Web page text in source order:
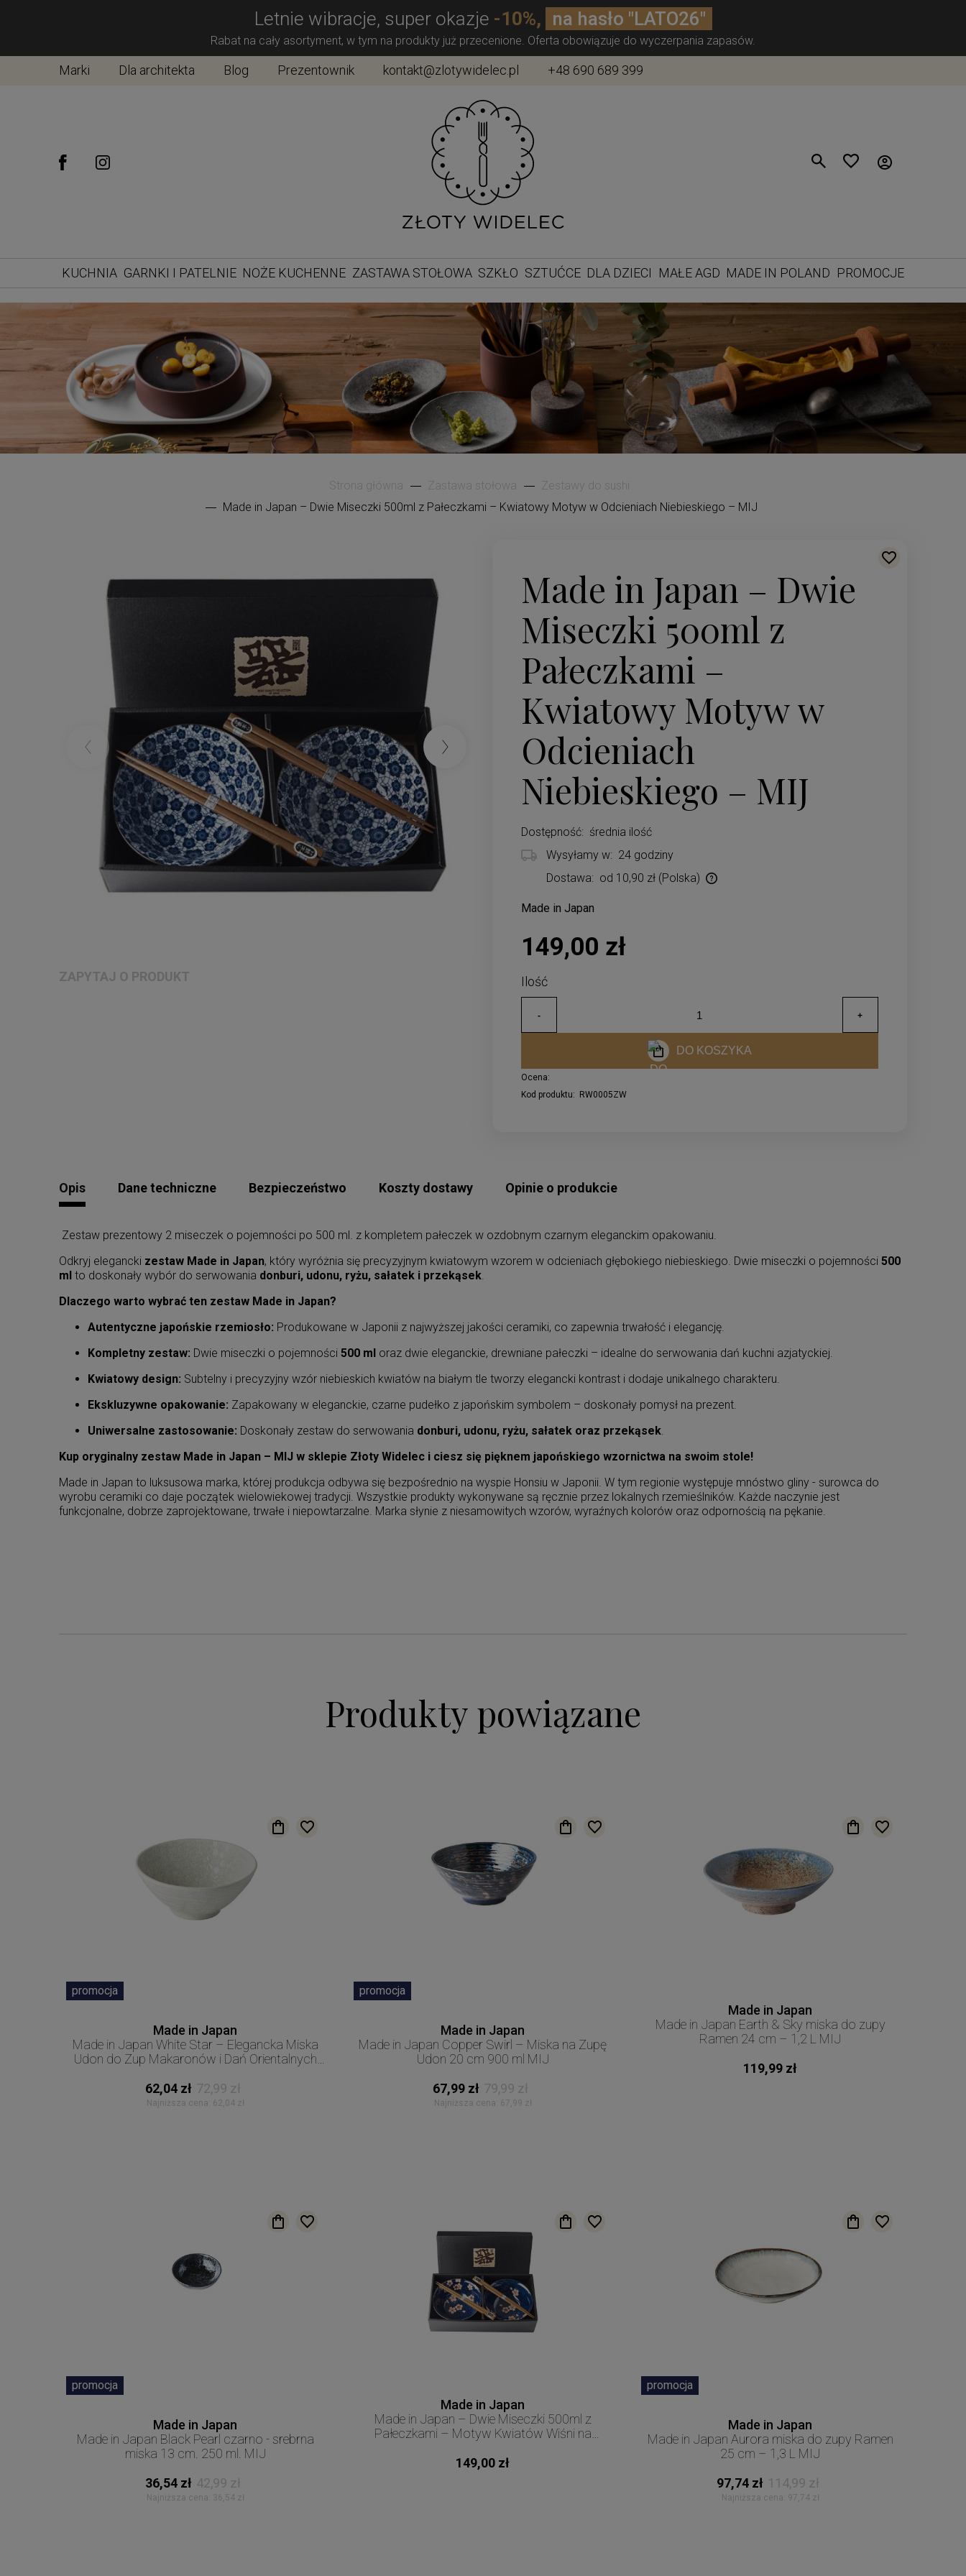
Letnie wibracje, super okazje -10%, na hasło "LATO26"
Rabat na cały asortyment, w tym na produkty już przecenione. Oferta obowiązuje do wyczerpania zapasów.
Marki Dla architekta Blog Prezentownik kontakt@zlotywidelec.pl +48 690 689 399
KUCHNIA GARNKI I PATELNIE NOŻE KUCHENNE ZASTAWA STOŁOWA SZKŁO SZTUĆCE DLA DZIECI MAŁE AGD MADE IN POLAND PROMOCJE
Strona główna Zastawa stołowa
Zestawy do sushi
Made in Japan – Dwie Miseczki 500ml z Pałeczkami – Kwiatowy Motyw w Odcieniach Niebieskiego – MIJ
ZAPYTAJ O PRODUKT
Made in Japan – Dwie
Miseczki 500ml z
Pałeczkami –
Kwiatowy Motyw w
Odcieniach
Niebieskiego – MIJ
Dostępność: średnia ilość
Wysyłamy w: 24 godziny
Dostawa: od 10,90 zł (Polska)
Cena nie zawiera ewentualnych kosztów płatności
Made in Japan
149,00 zł
DO KOSZYKA
Ocena:
Kod produktu: RW0005ZW
Opis Dane techniczne Bezpieczeństwo Koszty dostawy Opinie o produkcie
Zestaw prezentowy 2 miseczek o pojemności po 500 ml. z kompletem pałeczek w ozdobnym czarnym eleganckim opakowaniu.
Odkryj elegancki zestaw Made in Japan, który wyróżnia się precyzyjnym kwiatowym wzorem w odcieniach głębokiego niebieskiego. Dwie miseczki o pojemności 500
ml to doskonały wybór do serwowania donburi, udonu, ryżu, sałatek i przekąsek
Dlaczego warto wybrać ten zestaw Made in Japan?
Autentyczne japońskie rzemiosło: Produkowane w Japonii z najwyższej jakości ceramiki, co zapewnia trwałość i elegancję.
Kompletny zestaw: Dwie miseczki o pojemności 500 ml oraz dwie eleganckie, drewniane pałeczki – idealne do serwowania dań kuchni azjatyckiej.
Kwiatowy design: Subtelny i precyzyjny wzór niebieskich kwiatów na białym tle tworzy elegancki kontrast i dodaje unikalnego charakteru.
Ekskluzywne opakowanie: Zapakowany w eleganckie, czarne pudełko z japońskim symbolem – doskonały pomysł na prezent.
Uniwersalne zastosowanie: Doskonały zestaw do serwowania donburi, udonu, ryżu, sałatek oraz przekąsek
Kup oryginalny zestaw Made in Japan – MIJ w sklepie Złoty Widelec i ciesz się pięknem japońskiego wzornictwa na swoim stole!
Made in Japan to luksusowa marka, której produkcja odbywa się bezpośrednio na wyspie Honsiu w Japonii. W tym regionie występuje mnóstwo gliny - surowca do
wyrobu ceramiki co daje początek wielowiekowej tradycji. Wszystkie produkty wykonywane są ręcznie przez lokalnych rzemieślników. Każde naczynie jest
funkcjonalne, dobrze zaprojektowane, trwałe i niepowtarzalne. Marka słynie z niesamowitych wzorów, wyraźnych kolorów oraz odpornością na pękanie.
Produkty powiązane
promocja
Made in Japan
Made in Japan White Star – Elegancka Miska
Udon do Zup Makaronów i Dań Orientalnych
62,04 zł 72,99 zł
Najniższa cena: 62,04 zł
promocja
Made in Japan
Made in Japan Copper Swirl – Miska na Zupę
Udon 20 cm 900 ml MIJ
67,99 zł 79,99 zł
Najniższa cena: 67,99 zł
Made in Japan
Made in Japan Earth & Sky miska do zupy
Ramen 24 cm – 1,2 L MIJ
119,99 zł
promocja
Made in Japan
Made in Japan Black Pearl czarno - srebrna
miska 13 cm. 250 ml. MIJ
36,54 zł 42,99 zł
Najniższa cena: 36,54 zł
Made in Japan
Made in Japan – Dwie Miseczki 500ml z
Pałeczkami – Motyw Kwiatów Wiśni na
149,00 zł
promocja
Made in Japan
Made in Japan Aurora miska do zupy Ramen
25 cm – 1,3 L MIJ
97,74 zł 114,99 zł
Najniższa cena: 97,74 zł